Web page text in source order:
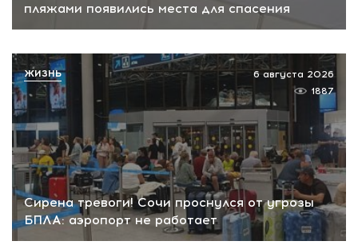
пляжами появились места для спасения
Сирена тревоги! Сочи проснулся от угрозы
БПЛА: аэропорт не работает
6 августа 2026
1887
ЖИЗНЬ